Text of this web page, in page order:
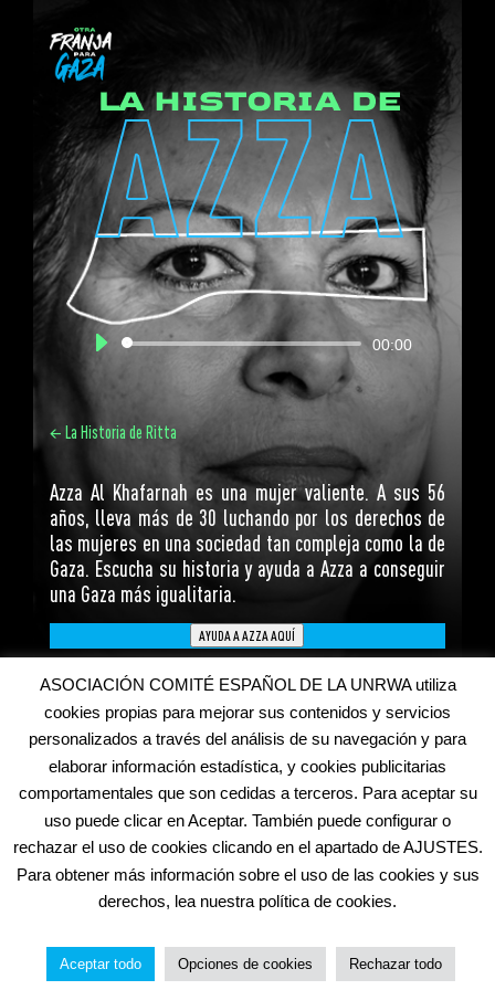
Reproductor
audio
00:00
← La Historia de Ritta
Azza Al Khafarnah es una mujer valiente. A sus 56
años, lleva más de 30 luchando por los derechos de
las mujeres en una sociedad tan compleja como la de
Gaza. Escucha su historia y ayuda a Azza a conseguir
una Gaza más igualitaria.
AYUDA A AZZA AQUÍ
Inicio Aviso Legal
Política de Cookies
Política de Privacidad
Otras webs de UNRWA
Copyright © 2020 UNRWA España. CIF G-84334903. Todos derechos
reservados.
ASOCIACIÓN COMITÉ ESPAÑOL DE LA UNRWA utiliza
cookies propias para mejorar sus contenidos y servicios
personalizados a través del análisis de su navegación y para
elaborar información estadística, y cookies publicitarias
comportamentales que son cedidas a terceros. Para aceptar su
uso puede clicar en Aceptar. También puede configurar o
rechazar el uso de cookies clicando en el apartado de AJUSTES.
Para obtener más información sobre el uso de las cookies y sus
derechos, lea nuestra política de cookies.
Aceptar todo Opciones de cookies Rechazar todo